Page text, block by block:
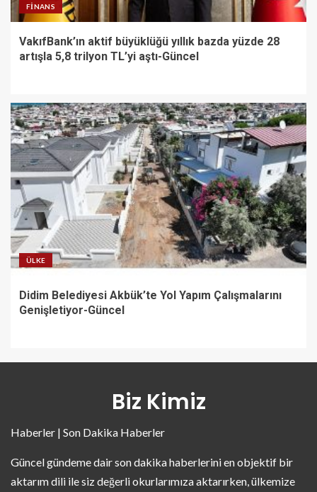
FINANS
VakıfBank’ın aktif büyüklüğü yıllık bazda yüzde 28
artışla 5,8 trilyon TL’yi aştı-Güncel
ÜLKE
Didim Belediyesi Akbük’te Yol Yapım Çalışmalarını
Genişletiyor-Güncel
Biz Kimiz
Haberler | Son Dakika Haberler
Güncel gündeme dair son dakika haberlerini en objektif bir
aktarım dili ile siz değerli okurlarımıza aktarırken, ülkemize